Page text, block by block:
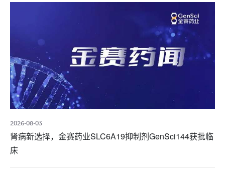
2026-08-03
肾病新选择，金赛药业SLC6A19抑制剂GenSci144获批临
床